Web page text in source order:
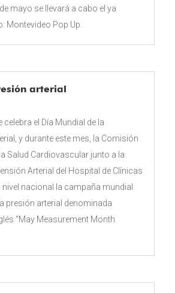
mayo se llevará a cabo el ya
Montevideo Pop Up.
arterial
celebra el Día Mundial de la
y durante este mes, la Comisión
Salud Cardiovascular junto a la
Arterial del Hospital de Clínicas
nivel nacional la campaña mundial
presión arterial denominada
“May Measurement Month